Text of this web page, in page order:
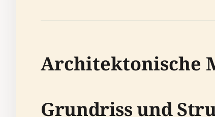
Architektonische
Grundriss und